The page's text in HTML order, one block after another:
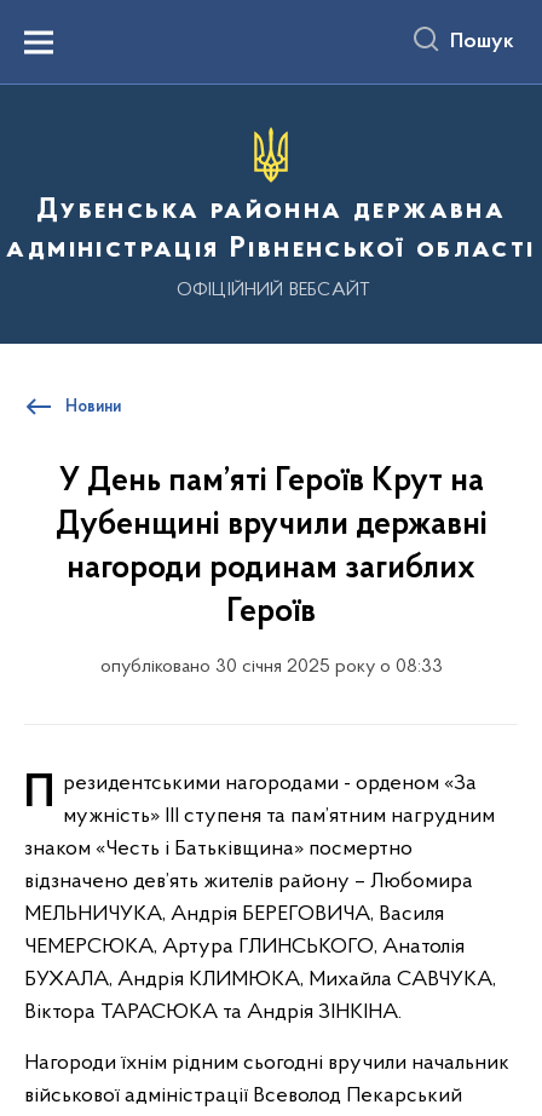
вмістуMenu Пошук
Дубенська районна державна
адміністрація Рівненської області
ОФІЦІЙНИЙ ВЕБСАЙТ
Новини
У День пам’яті Героїв Крут на
Дубенщині вручили державні
нагороди родинам загиблих
Героїв
опубліковано 30 січня 2025 року о 08:33
Президентськими нагородами - орденом «За мужність» ІІІ ступеня та пам’ятним нагрудним
знаком «Честь і Батьківщина» посмертно
відзначено дев’ять жителів району – Любомира
МЕЛЬНИЧУКА, Андрія БЕРЕГОВИЧА, Василя
ЧЕМЕРСЮКА, Артура ГЛИНСЬКОГО, Анатолія
БУХАЛА, Андрія КЛИМЮКА, Михайла САВЧУКА,
Віктора ТАРАСЮКА та Андрія ЗІНКІНА.
Нагороди їхнім рідним сьогодні вручили начальник
військової адміністрації Всеволод Пекарський